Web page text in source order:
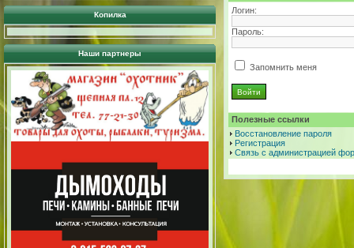
Копилка
Наши партнеры
Логин:
Пароль:
Запомнить меня
Полезные ссылки
Восстановление пароля
Регистрация
Связь с администрацией